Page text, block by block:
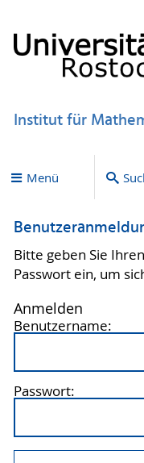
Institut für
Menü
Bitte geben Sie
Passwort ein, um
Anmelden
Benutzername:
Passwort: